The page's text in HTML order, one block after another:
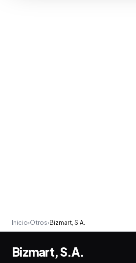
Inicio›Otros› Bizmart, S.A.
Bizmart, S.A.